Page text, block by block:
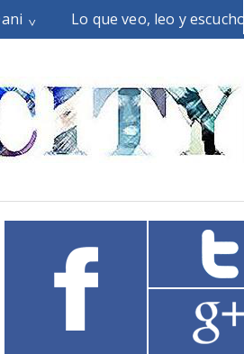
Lo que veo, leo y escucho